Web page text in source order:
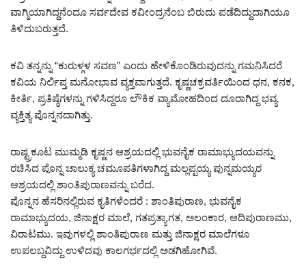
ವಾಗ್ಮಿಯಾಗಿದ್ದನೆಂದೂ ಸರ್ವದೇವ ಕವೀಂದ್ರನೆಂಬ ಬಿರುದು ಪಡೆದಿದ್ದುದಾಗಿಯೂ
ತಿಳಿದುಬರುತ್ತದೆ.
ಕವಿ ತನ್ನನ್ನು “ಕುರುಳ್ಗಳ ಸವಣ” ಎಂದು ಹೇಳಿಕೊಂಡಿರುವುದನ್ನು ಗಮನಿಸಿದರೆ
ಕವಿಯ ನಿರ್ಲಿಪ್ತ ಮನೋಭಾವ ವ್ಯಕ್ತವಾಗುತ್ತದೆ. ಕೃಷ್ಣಚಕ್ರವರ್ತಿಯಿಂದ ಧನ, ಕನಕ,
ಕೀರ್ತಿ, ಪ್ರತಿಷ್ಠೆಗಳನ್ನು ಗಳಿಸಿದ್ದರೂ ಲೌಕಿಕ ವ್ಯಾಮೋಹದಿಂದ ದೂರಾಗಿದ್ದ ಭವ್ಯ
ವ್ಯಕ್ತಿತ್ಯ ಪೊನ್ನನದಾಗಿತ್ತು.
ರಾಷ್ಟ್ರಕೂಟ ಮುಮ್ಮಡಿ ಕೃಷ್ಣನ ಆಶ್ರಯದಲ್ಲಿ ಭುವನೈಕ ರಾಮಾಭ್ಯುದಯವನ್ನು
ರಚಿಸಿದ ಪೊನ್ನ ಚಾಲುಕ್ಯ ಚಮೂಪತಿಗಳಾಗಿದ್ದ ಮಲ್ಲಪ್ಪಯ್ಯ ಪುನ್ನಮಯ್ಯರ
ಆಶ್ರಯದಲ್ಲಿ ಶಾಂತಿಪುರಾಣವನ್ನು ಬರೆದ.
ಪೊನ್ನನ ಹೆಸರಿನಲ್ಲಿರುವ ಕೃತಿಗಳೆಂದರೆ : ಶಾಂತಿಪುರಾಣ, ಭುವನೈಕ
ರಾಮಾಭ್ಯುದಯ, ಜಿನಾಕ್ಷರ ಮಾಲೆ, ಗತಪ್ರತ್ಯಾಗತ, ಅಲಂಕಾರ, ಆದಿಪುರಾಣಮು,
ವಿರಾಟಮು. ಇವುಗಳಲ್ಲಿ ಶಾಂತಿಪುರಾಣ ಮತ್ತು ಜಿನಾಕ್ಷರ ಮಾಲೆಗಳೂ
ಉಪಲಬ್ದವಿದ್ದು ಉಳಿದವು ಕಾಲಗರ್ಭದಲ್ಲಿ ಅಡಗಿಹೋಗಿವೆ.